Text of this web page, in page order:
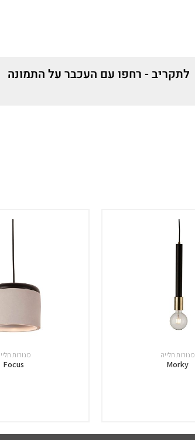
לתקריב - רחפו עם העכבר על התמונה
מנורות תלייה
Morky
מנורות
Focus